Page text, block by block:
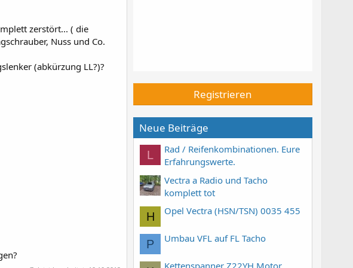
zerstört... ( die
Nuss und Co.
(abkürzung LL?)?
Registrieren
Neue Beiträge
L
Rad / Reifenkombinationen. Eure
Erfahrungswerte.
Vectra a Radio und Tacho
komplett tot
H Opel Vectra (HSN/TSN) 0035 455
P Umbau VFL auf FL Tacho
Kettenspanner Z22YH Motor